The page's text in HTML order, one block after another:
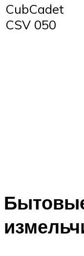
CubCadet
CSV 050